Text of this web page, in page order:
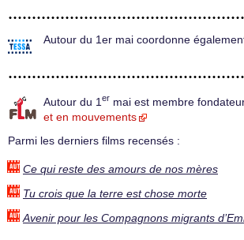
Autour du 1er mai coordonne
Autour du 1 er mai est membre
et en mouvements
Parmi les derniers films recensés :
Ce qui reste des amours de nos mères
Tu crois que la terre est chose morte
Avenir pour les Compagnons migrants